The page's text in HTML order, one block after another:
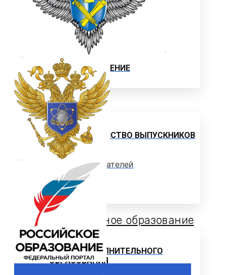
ИНСТРУКЦИИ
ОБРАЗЦЫ ДОКУМЕНТОВ
ОБРАЗОВАТЕЛЬНЫЙ КРЕДИТ
ЦЕЛЕВОЕ ОБУЧЕНИЕ
Выпускнику
ТРУДОУСТРОЙСТВО ВЫПУСКНИКОВ
Отзывы работодателей
Выпускники
Дополнительное образование
ЦЕНТР ДОПОЛНИТЕЛЬНОГО
ОБРАЗОВАНИЯ